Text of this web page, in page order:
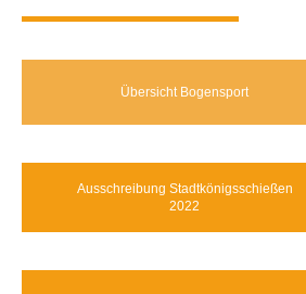
Übersicht Bogensport
Ausschreibung Stadtkönigsschießen
2022